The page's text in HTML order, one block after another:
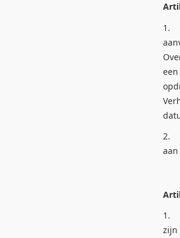
1.
2.
1.
zijn